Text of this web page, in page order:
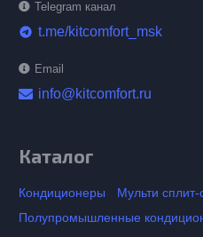
Telegram канал
telegram t.me/kitcomfort_msk
Email
info@kitcomfort.ru
Каталог
Кондиционеры
Мульти
Полупромышленные